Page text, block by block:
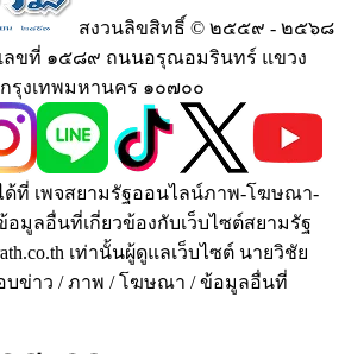
สงวนลิขสิทธิ์ © ๒๕๕๙ - ๒๕๖๘
ลขที่ ๑๕๘๙ ถนนอรุณอมรินทร์ แขวง
รุงเทพมหานคร ๑๐๗๐๐
ด้ที่ เพจสยามรัฐออนไลน์ภาพ-โฆษณา-
มูลอื่นที่เกี่ยวข้องกับเว็บไซต์สยามรัฐ
เท่านั้นผู้ดูแลเว็บไซต์ นายวิชัย
บข่าว / ภาพ / โฆษณา / ข้อมูลอื่นที่